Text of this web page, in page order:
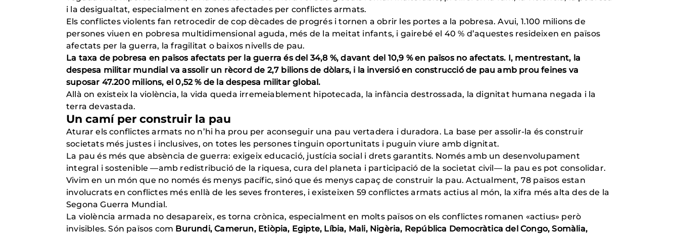
i la desigualtat, especialment en zones afectades per conflictes armats.
Els conflictes violents fan retrocedir de cop dècades de progrés i tornen a obrir les portes a la pobresa. Avui, 1.100 milions de
persones viuen en pobresa multidimensional aguda, més de la meitat infants, i gairebé el 40 % d’aquestes resideixen en països
afectats per la guerra, la fragilitat o baixos nivells de pau.
La taxa de pobresa en països afectats per la guerra és del 34,8 %, davant del 10,9 % en països no afectats. I, mentrestant, la
despesa militar mundial va assolir un rècord de 2,7 bilions de dòlars, i la inversió en construcció de pau amb prou feines va
suposar 47.200 milions, el 0,52 % de la despesa militar global.
Allà on existeix la violència, la vida queda irremeiablement hipotecada, la infància destrossada, la dignitat humana negada i la
terra devastada.
Un camí per construir la pau
Aturar els conflictes armats no n’hi ha prou per aconseguir una pau vertadera i duradora. La base per assolir-la és construir
societats més justes i inclusives, on totes les persones tinguin oportunitats i puguin viure amb dignitat.
La pau és més que absència de guerra: exigeix educació, justícia social i drets garantits. Només amb un desenvolupament
integral i sostenible —amb redistribució de la riquesa, cura del planeta i participació de la societat civil— la pau es pot consolidar.
Vivim en un món que no només és menys pacífic, sinó que és menys capaç de construir la pau. Actualment, 78 països estan
involucrats en conflictes més enllà de les seves fronteres, i existeixen 59 conflictes armats actius al món, la xifra més alta des de la
Segona Guerra Mundial.
La violència armada no desapareix, es torna crònica, especialment en molts països on els conflictes romanen «actius» però
invisibles. Són països com Burundi, Camerun, Etiòpia, Egipte, Líbia, Mali, Nigèria, República Democràtica del Congo, Somàlia,